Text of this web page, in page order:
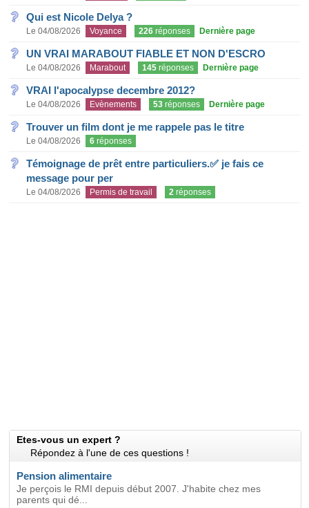
Qui est Nicole Delya ?
Le 04/08/2026 Voyance 226 réponses Dernière page
UN VRAI MARABOUT FIABLE ET NON D'ESCRO
Le 04/08/2026 Marabout 145 réponses Dernière page
VRAI l'apocalypse decembre 2012?
Le 04/08/2026 Evènements 53 réponses Dernière page
Trouver un film dont je me rappele pas le titre
Le 04/08/2026 6 réponses
Témoignage de prêt entre particuliers.✅ je fais ce
message pour per
Le 04/08/2026 Permis de travail 2 réponses
Etes-vous un expert ?
Répondez à l'une de ces questions !
Pension alimentaire
Je perçois le RMI depuis début 2007. J'habite chez mes
parents qui dé...